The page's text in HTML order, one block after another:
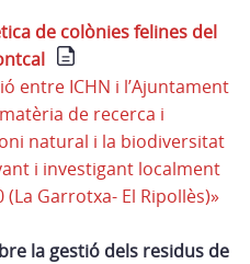
de colònies felines del
entre ICHN i l’Ajuntament
de recerca i
natural i la biodiversitat
i investigant localment
Garrotxa- El Ripollès)»
la gestió dels residus de